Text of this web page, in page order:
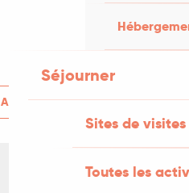
Séjourner
Sites de visites
Toutes les
APPELER